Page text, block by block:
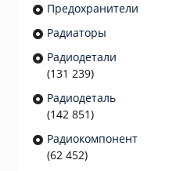
Предохранители
Радиаторы
Радиодетали
(131 239)
Радиодеталь
(142 851)
Радиокомпонент
(62 452)